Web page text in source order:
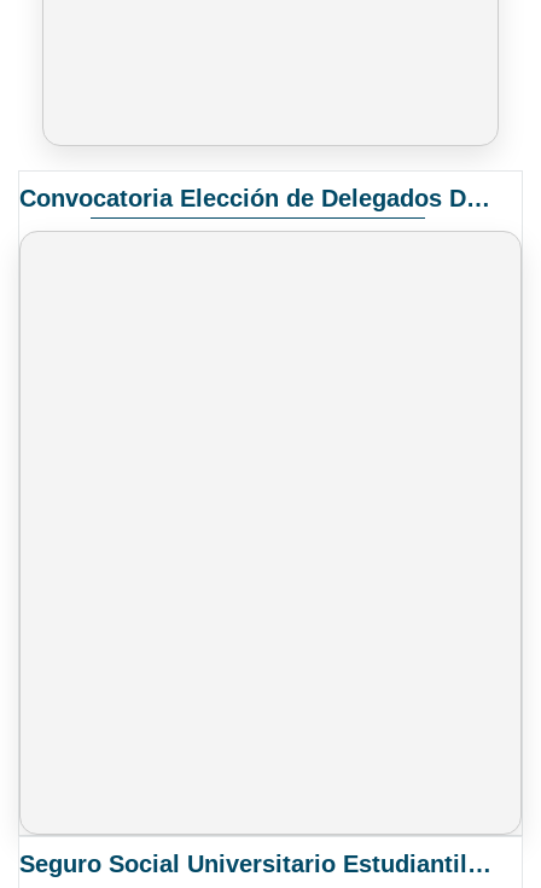
Convocatoria Elección de Delegados Docentes para el XIV Congreso Nacional de Universidades
Seguro Social Universitario Estudiantil SSUE